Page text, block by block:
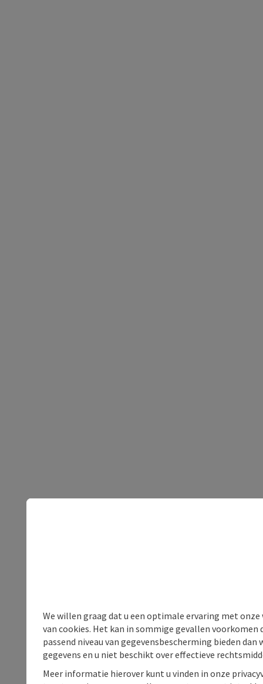
We willen graag dat u een optimale ervaring met
van cookies. Het kan in sommige gevallen voorkomen
passend niveau van gegevensbescherming bieden
gegevens en u niet beschikt over effectieve
Meer informatie hierover kunt u vinden in onze